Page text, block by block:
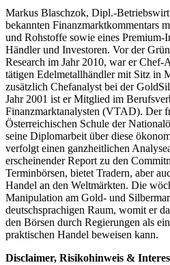
Markus Blaschzok, Dipl.-
bekannten Finanzmarktkommentars
und Rohstoffe sowie eines Premium-
Händler und Investoren. Vor der
Research im Jahr 2010, war er Chef-
tätigen Edelmetallhändler mit Sitz in
zusätzlich Chefanalyst bei der
Jahr 2001 ist er Mitglied im
Finanzmarktanalysten (VTAD). Der
Österreichischen Schule der
seine Diplomarbeit über diese
verfolgt einen ganzheitlichen
erscheinender Report zu den
Terminbörsen, bietet Tradern, aber
Handel an den Weltmärkten. Die
Manipulation am Gold- und
deutschsprachigen Raum, womit er
den Börsen durch Regierungen als
praktischen Handel beweisen kann.
Disclaimer, Risikohinweis &